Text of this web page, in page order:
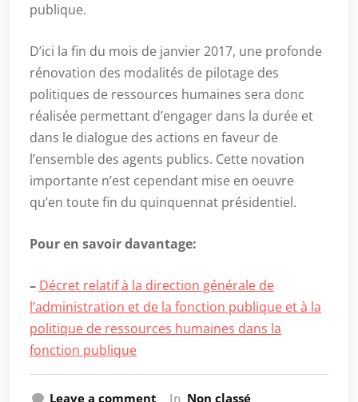
publique.
D’ici la fin du mois de janvier 2017, une profonde
rénovation des modalités de pilotage des
politiques de ressources humaines sera donc
réalisée permettant d’engager dans la durée et
dans le dialogue des actions en faveur de
l’ensemble des agents publics. Cette novation
importante n’est cependant mise en oeuvre
qu’en toute fin du quinquennat présidentiel.
Pour en savoir davantage:
– Décret relatif à la direction générale de
l’administration et de la fonction publique et à la
politique de ressources humaines dans la
fonction publique
Leave a comment In Non classé